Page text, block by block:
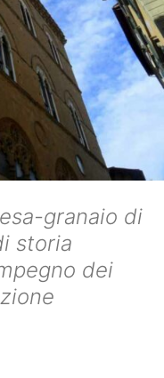
granaio di
storia
dei